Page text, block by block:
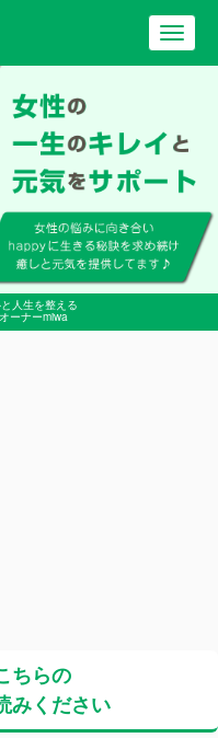
人生を整える
ーナーmiwa
ちらの
みください